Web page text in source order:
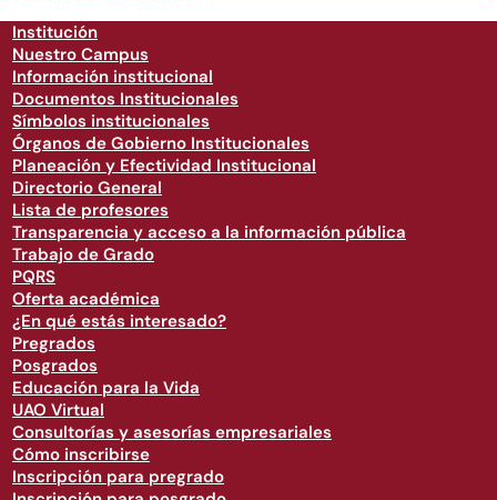
Institución
Nuestro Campus
Información institucional
Documentos Institucionales
Símbolos institucionales
Órganos de Gobierno Institucionales
Planeación y Efectividad Institucional
Directorio General
Lista de profesores
Transparencia y acceso a la información pública
Trabajo de Grado
PQRS
Oferta académica
¿En qué estás interesado?
Pregrados
Posgrados
Educación para la Vida
UAO Virtual
Consultorías y asesorías empresariales
Cómo inscribirse
Inscripción para pregrado